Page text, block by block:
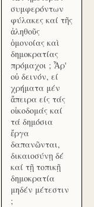
συμφερόντων
φύλακες καί τῆς
ἀληθοῦς
ὁμονοίας καὶ
δημοκρατίας
πρόμαχοι ; Ἆρ'
οὐ δεινόν, εί
χρήματα μέν
ἄπειρα είς τάς
οἰκοδομάς καί
τά δημόσια
ἔργα
δαπανῶνται,
δικαιοσύνῃ δέ
καί τῇ τοπικῇ
δημοκρατία
μηδέν μέτεστιν
;